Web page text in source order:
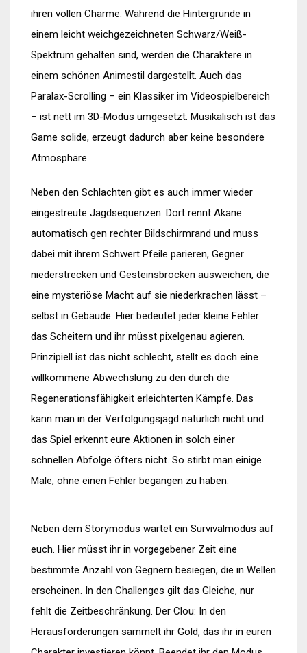
ihren vollen Charme. Während die Hintergründe in
einem leicht weichgezeichneten Schwarz/Weiß-
Spektrum gehalten sind, werden die Charaktere in
einem schönen Animestil dargestellt. Auch das
Paralax-Scrolling – ein Klassiker im Videospielbereich
– ist nett im 3D-Modus umgesetzt. Musikalisch ist das
Game solide, erzeugt dadurch aber keine besondere
Atmosphäre.
Neben den Schlachten gibt es auch immer wieder
eingestreute Jagdsequenzen. Dort rennt Akane
automatisch gen rechter Bildschirmrand und muss
dabei mit ihrem Schwert Pfeile parieren, Gegner
niederstrecken und Gesteinsbrocken ausweichen, die
eine mysteriöse Macht auf sie niederkrachen lässt –
selbst in Gebäude. Hier bedeutet jeder kleine Fehler
das Scheitern und ihr müsst pixelgenau agieren.
Prinzipiell ist das nicht schlecht, stellt es doch eine
willkommene Abwechslung zu den durch die
Regenerationsfähigkeit erleichterten Kämpfe. Das
kann man in der Verfolgungsjagd natürlich nicht und
das Spiel erkennt eure Aktionen in solch einer
schnellen Abfolge öfters nicht. So stirbt man einige
Male, ohne einen Fehler begangen zu haben.
Neben dem Storymodus wartet ein Survivalmodus auf
euch. Hier müsst ihr in vorgegebener Zeit eine
bestimmte Anzahl von Gegnern besiegen, die in Wellen
erscheinen. In den Challenges gilt das Gleiche, nur
fehlt die Zeitbeschränkung. Der Clou: In den
Herausforderungen sammelt ihr Gold, das ihr in euren